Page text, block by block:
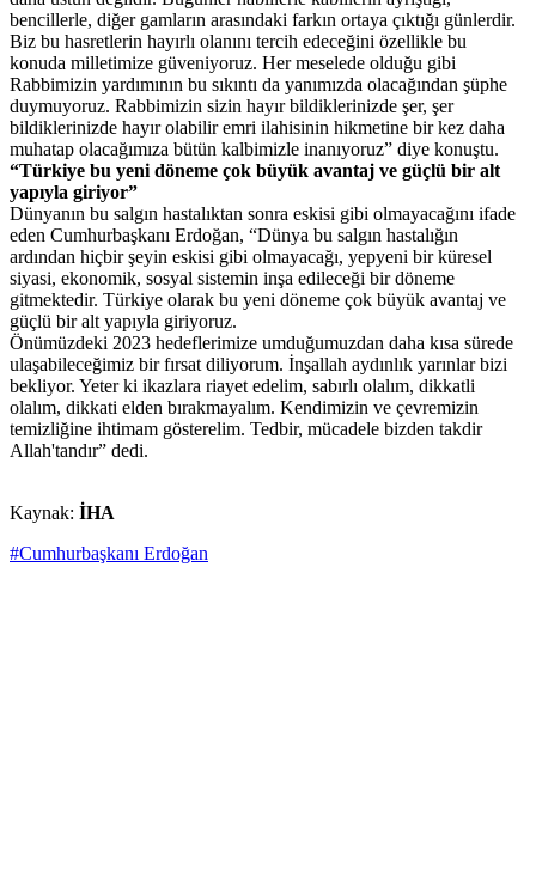
bencillerle, diğer gamların arasındaki farkın ortaya çıktığı günlerdir.
Biz bu hasretlerin hayırlı olanını tercih edeceğini özellikle bu
konuda milletimize güveniyoruz. Her meselede olduğu gibi
Rabbimizin yardımının bu sıkıntı da yanımızda olacağından şüphe
duymuyoruz. Rabbimizin sizin hayır bildiklerinizde şer, şer
bildiklerinizde hayır olabilir emri ilahisinin hikmetine bir kez daha
muhatap olacağımıza bütün kalbimizle inanıyoruz” diye konuştu.
“Türkiye bu yeni döneme çok büyük avantaj ve güçlü bir alt
yapıyla giriyor”
Dünyanın bu salgın hastalıktan sonra eskisi gibi olmayacağını ifade
eden Cumhurbaşkanı Erdoğan, “Dünya bu salgın hastalığın
ardından hiçbir şeyin eskisi gibi olmayacağı, yepyeni bir küresel
siyasi, ekonomik, sosyal sistemin inşa edileceği bir döneme
gitmektedir. Türkiye olarak bu yeni döneme çok büyük avantaj ve
güçlü bir alt yapıyla giriyoruz.
Önümüzdeki 2023 hedeflerimize umduğumuzdan daha kısa sürede
ulaşabileceğimiz bir fırsat diliyorum. İnşallah aydınlık yarınlar bizi
bekliyor. Yeter ki ikazlara riayet edelim, sabırlı olalım, dikkatli
olalım, dikkati elden bırakmayalım. Kendimizin ve çevremizin
temizliğine ihtimam gösterelim. Tedbir, mücadele bizden takdir
Allah'tandır” dedi.
Kaynak: İHA
#Cumhurbaşkanı Erdoğan